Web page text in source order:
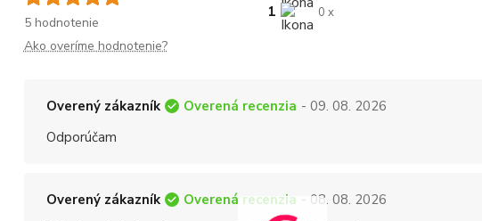
5 hodnotenie
1 0 x
Ako overíme hodnotenie?
Overený zákazník Overená recenzia - 09. 08. 2026
Odporúčam
Overený zákazník Overená recenzia - 08. 08. 2026